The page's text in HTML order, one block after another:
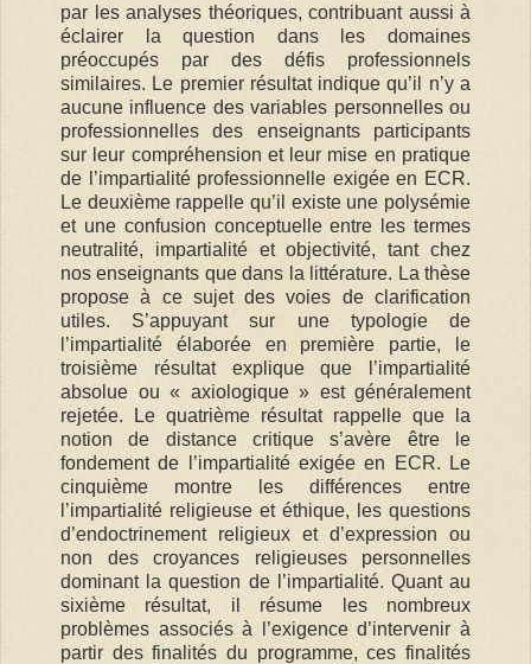
par les analyses théoriques, contribuant aussi à
éclairer la question dans les domaines
préoccupés par des défis professionnels
similaires. Le premier résultat indique qu’il n’y a
aucune influence des variables personnelles ou
professionnelles des enseignants participants
sur leur compréhension et leur mise en pratique
de l’impartialité professionnelle exigée en ECR.
Le deuxième rappelle qu’il existe une polysémie
et une confusion conceptuelle entre les termes
neutralité, impartialité et objectivité, tant chez
nos enseignants que dans la littérature. La thèse
propose à ce sujet des voies de clarification
utiles. S’appuyant sur une typologie de
l’impartialité élaborée en première partie, le
troisième résultat explique que l’impartialité
absolue ou « axiologique » est généralement
rejetée. Le quatrième résultat rappelle que la
notion de distance critique s’avère être le
fondement de l’impartialité exigée en ECR. Le
cinquième montre les différences entre
l’impartialité religieuse et éthique, les questions
d’endoctrinement religieux et d’expression ou
non des croyances religieuses personnelles
dominant la question de l’impartialité. Quant au
sixième résultat, il résume les nombreux
problèmes associés à l’exigence d’intervenir à
partir des finalités du programme, ces finalités